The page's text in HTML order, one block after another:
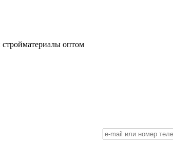
стройматериалы оптом